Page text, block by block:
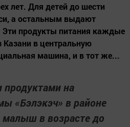
лет. Для детей до шести
а остальным выдают
Эти продукты питания каждые
Казани в центральную
машина, и в тот же...
на
«Бэлэкэч» в районе
малыш в возрасте до